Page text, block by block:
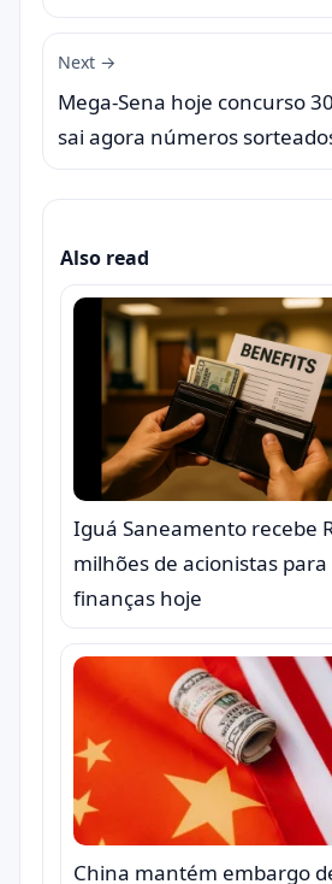
Next →
Mega-Sena hoje concurso
sai agora números
Also read
Iguá Saneamento recebe
milhões de acionistas
finanças hoje
China mantém embargo